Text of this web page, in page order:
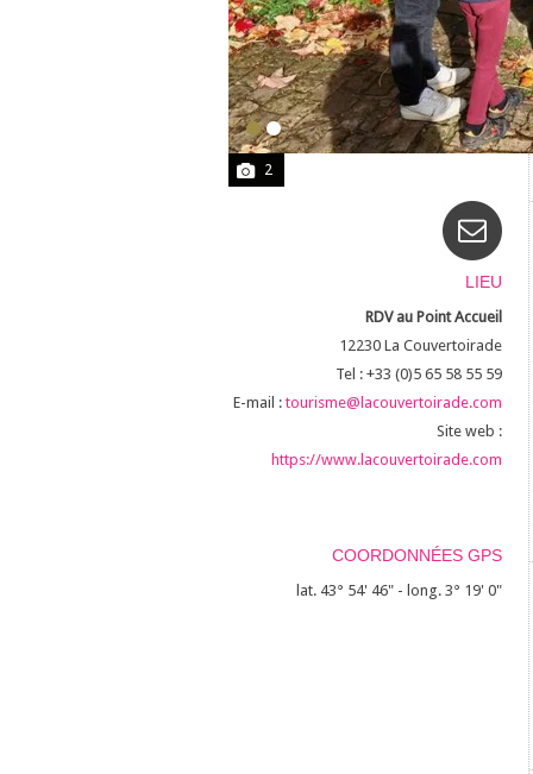
2
LIEU
RDV au Point Accueil
12230 La Couvertoirade
Tel : +33 (0)5 65 58 55 59
E-mail : tourisme@lacouvertoirade.com
Site web :
https://www.lacouvertoirade.com
COORDONNÉES GPS
lat. 43° 54' 46" - long. 3° 19' 0"